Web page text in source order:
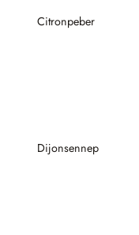
Citronpeber
Dijonsennep